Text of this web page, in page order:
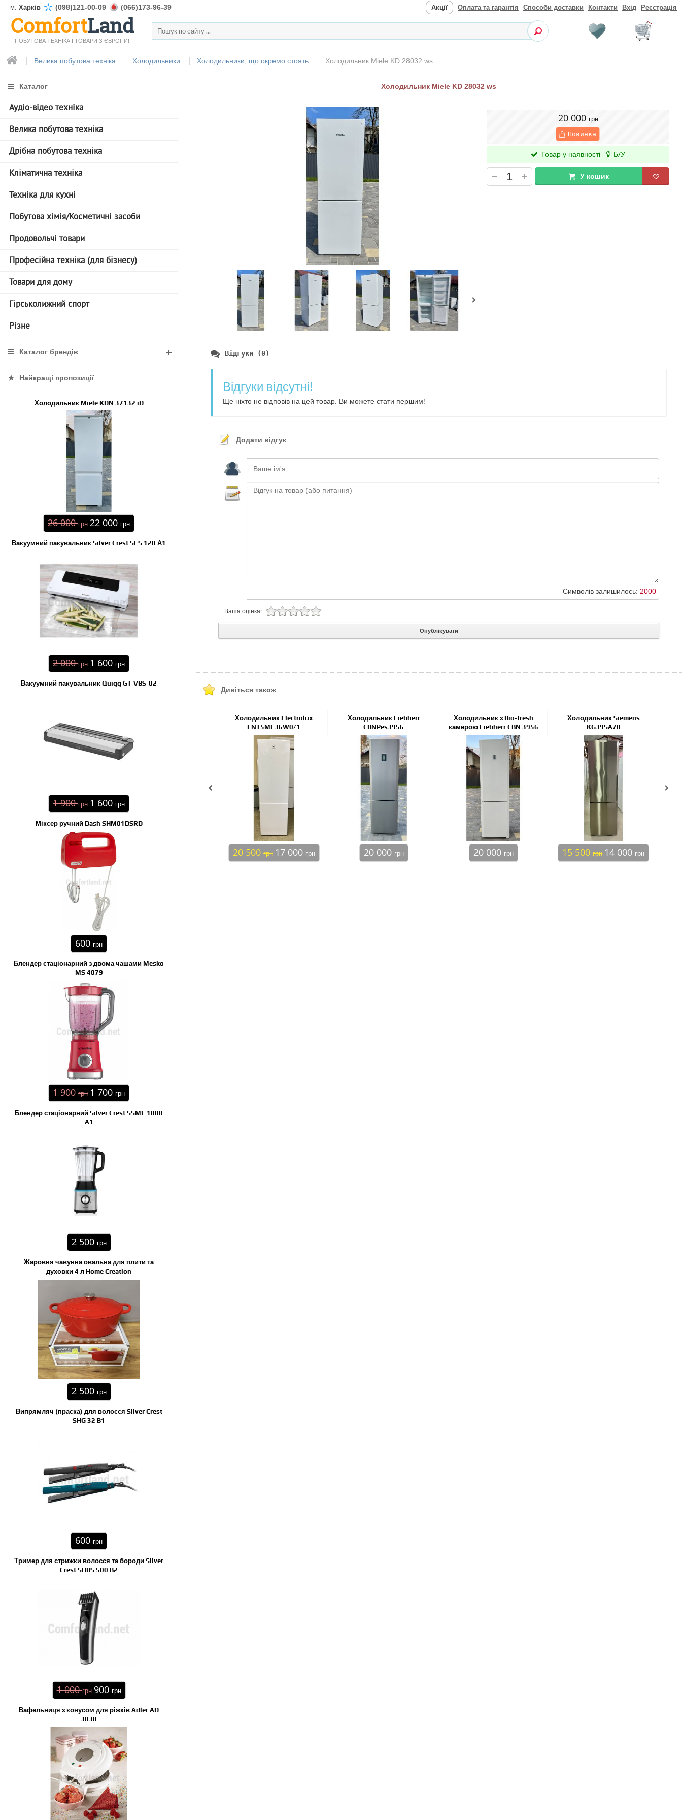
м. Харків (098)121-00-09 (066)173-96-39 Акції Оплата та гарантія Способи доставки Контакти Вхід Реєстрація
ComfortLand
ПОБУТОВА ТЕХНІКА І ТОВАРИ З ЄВРОПИ!
Велика побутова техніка Холодильники Холодильники, що окремо стоять Холодильник Miele KD 28032 ws
Холодильник Miele KD 28032 ws
20 000 грн
Новинка
Товар у наявності Б/У
У кошик
Відгуки (0)
Відгуки відсутні!
Ще ніхто не відповів на цей товар. Ви можете стати першим!
Додати відгук
Символів залишилось: 2000
Ваша оцінка:
Опублікувати
Дивіться також
Холодильник Electrolux
LNT5MF36W0/1
20 500грн 17 000 грн
Холодильник Liebherr
CBNPes3956
20 000 грн
Холодильник з Bio-fresh
камерою Liebherr CBN 3956
20 000 грн
Холодильник Siemens
KG39SA70
15 500грн 14 000 грн
Каталог
Аудіо-відео техніка
Велика побутова техніка
Дрібна побутова техніка
Кліматична техніка
Техніка для кухні
Побутова хімія/Косметичні засоби
Продовольчі товари
Професійна техніка (для бізнесу)
Товари для дому
Гірськолижний спорт
Різне
Каталог брендів
Найкращі пропозиції
Холодильник Miele KDN 37132 iD
26 000грн 22 000 грн
Вакуумний пакувальник Silver Crest SFS 120 А1
2 000грн 1 600 грн
Вакуумний пакувальник Quigg GT-VBS-02
1 900грн 1 600 грн
Міксер ручний Dash SHM01DSRD
600 грн
Блендер стаціонарний з двома чашами Mesko
MS 4079
1 900грн 1 700 грн
Блендер стаціонарний Silver Crest SSML 1000
A1
2 500 грн
Жаровня чавунна овальна для плити та
духовки 4 л Home Creation
2 500 грн
Випрямляч (праска) для волосся Silver Crest
SHG 32 B1
600 грн
Тример для стрижки волосся та бороди Silver
Crest SHBS 500 B2
1 000грн 900 грн
Вафельниця з конусом для ріжків Adler AD
3038